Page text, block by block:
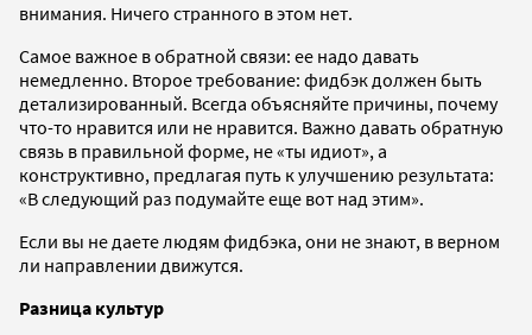
внимания. Ничего странного в этом нет.
Самое важное в обратной связи: ее надо давать
немедленно. Второе требование: фидбэк должен быть
детализированный. Всегда объясняйте причины, почему
что-то нравится или не нравится. Важно давать обратную
связь в правильной форме, не «ты идиот», а
конструктивно, предлагая путь к улучшению результата:
«В следующий раз подумайте еще вот над этим».
Если вы не даете людям фидбэка, они не знают, в верном
ли направлении движутся.
Разница культур